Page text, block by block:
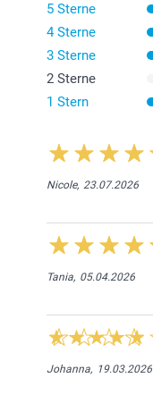
5 Sterne
4 Sterne
3 Sterne
2 Sterne
1 Stern
Nicole, 23.07.2026
Tania, 05.04.2026
Johanna, 19.03.2026